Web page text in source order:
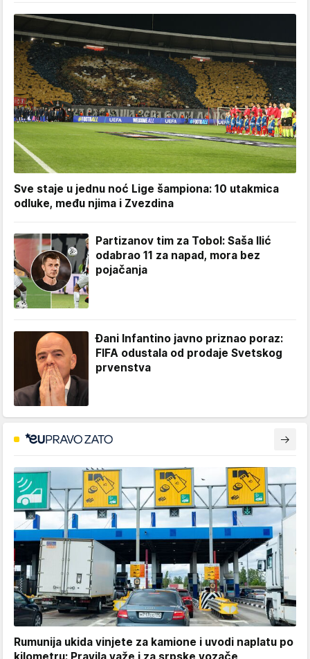
Sve staje u jednu noć Lige šampiona: 10 utakmica
odluke, među njima i Zvezdina
Partizanov tim za Tobol: Saša Ilić
odabrao 11 za napad, mora bez
pojačanja
Đani Infantino javno priznao poraz:
FIFA odustala od prodaje Svetskog
prvenstva
Rumunija ukida vinjete za kamione i uvodi naplatu po